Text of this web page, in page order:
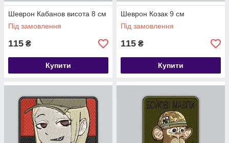
Шеврон Кабанов висота 8 см
Під замовлення
115 ₴
Купити
Шеврон Козак 9 см
Під замовлення
115 ₴
Купити